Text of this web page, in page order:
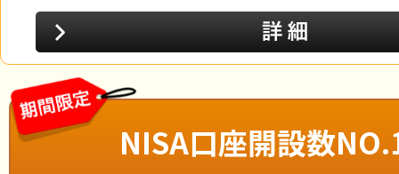
NISA口座開設数